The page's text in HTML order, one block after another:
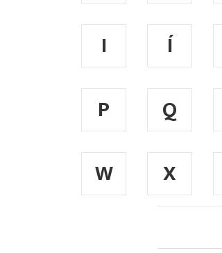
I
Í
P
Q
W
X